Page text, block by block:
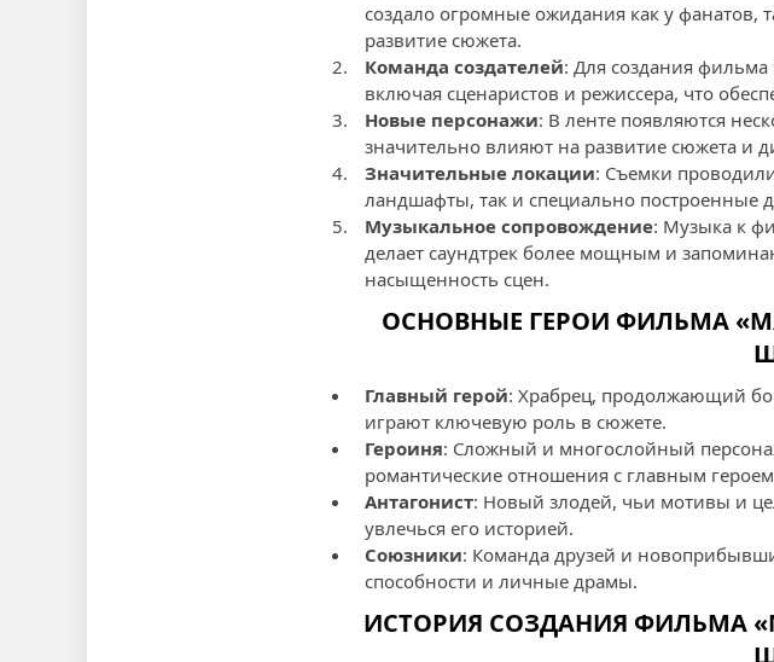
создало огромные ожидания как у фанатов,
развитие сюжета.
Команда создателей: Для создания фильма
включая сценаристов и режиссера, что
Новые персонажи: В ленте появляются
значительно влияют на развитие сюжета и
Значительные локации: Съемки
ландшафты, так и специально построенные
Музыкальное сопровождение: Музыка к
делает саундтрек более мощным и
насыщенность сцен.
ОСНОВНЫЕ ГЕРОИ ФИЛЬМА
Главный герой: Храбрец, продолжающий
играют ключевую роль в сюжете.
Героиня: Сложный и многослойный
романтические отношения с главным
Антагонист: Новый злодей, чьи мотивы и
увлечься его историей.
Союзники: Команда друзей и
способности и личные драмы.
ИСТОРИЯ СОЗДАНИЯ ФИЛЬМА